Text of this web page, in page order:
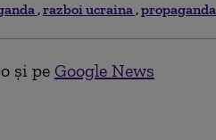
razboi ucraina
și pe Google News